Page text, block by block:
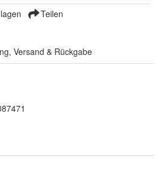
Teilen
Versand & Rückgabe